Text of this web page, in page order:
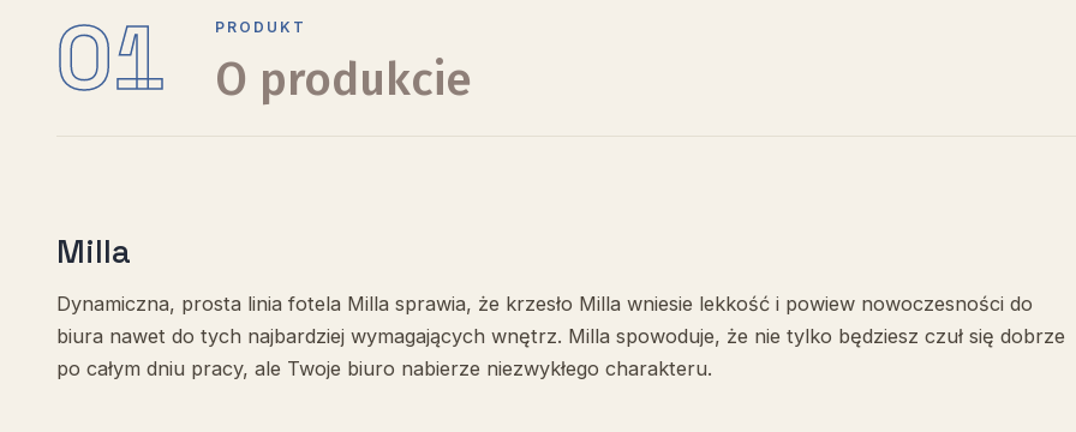
01 PRODUKT
O produkcie
Milla
Dynamiczna, prosta linia fotela Milla sprawia, że krzesło Milla wniesie lekkość i powiew nowoczesności do
biura nawet do tych najbardziej wymagających wnętrz. Milla spowoduje, że nie tylko będziesz czuł się dobrze
po całym dniu pracy, ale Twoje biuro nabierze niezwykłego charakteru.